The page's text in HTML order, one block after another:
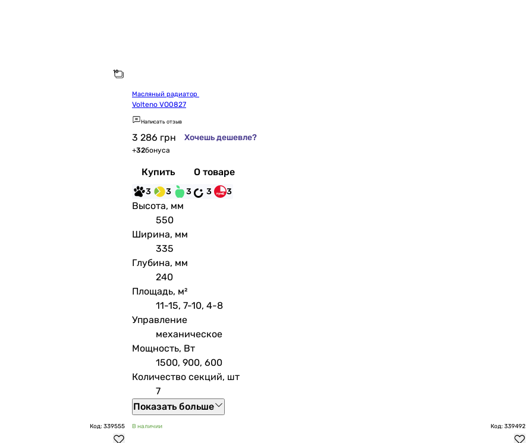
Volteno VO0827
Написать отзыв
3 286 грн Хочешь дешевле?
+32бонуса
Купить О товаре
3 3 3 3 3
Высота, мм
550
Ширина, мм
335
Глубина, мм
240
Площадь, м²
11-15, 7-10, 4-8
Управление
механическое
Мощность, Вт
1500, 900, 600
Количество секций, шт
7
Показать больше
Код: 339555 В наличии Код: 339492